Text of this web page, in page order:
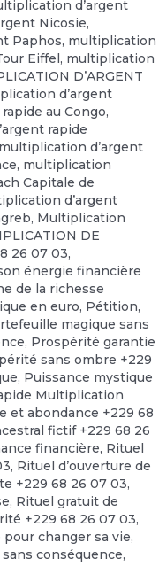
d’argent
Nicosie,
Paphos, multiplication
Eiffel, multiplication
D’ARGENT
d’argent
au Congo,
rapide
multiplication d’argent
, multiplication
Capitale de
d’argent
, Multiplication
DE
26 07 03,
énergie financière
de la richesse
en euro, Pétition,
magique sans
, Prospérité garantie
sans ombre +229
, Puissance mystique
Multiplication
et abondance +229 68
fictif +229 68 26
financière, Rituel
, Rituel d’ouverture de
+229 68 26 07 03,
, Rituel gratuit de
+229 68 26 07 03,
changer sa vie,
conséquence,